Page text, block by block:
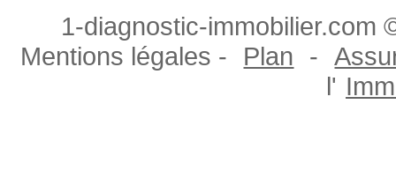
1-diagnostic-immobilier.com
Mentions légales -
Plan -
l'